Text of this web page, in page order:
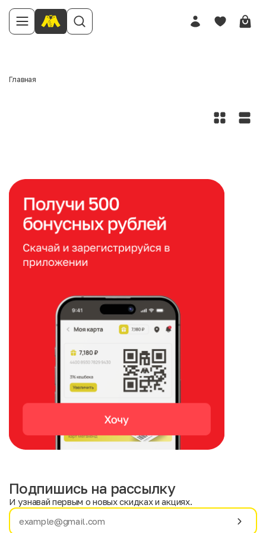
Главная
Имя
Подпишись на рассылку
И узнавай первым о новых скидках и акциях.